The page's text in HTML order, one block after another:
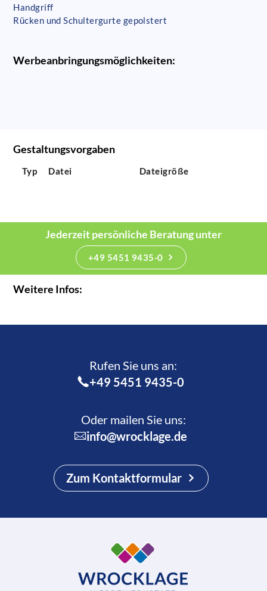
Handgriff
Rücken und Schultergurte gepolstert
Werbeanbringungsmöglichkeiten:
Gestaltungsvorgaben
Typ Datei Dateigröße
Jederzeit persönliche Beratung unter
+49 5451 9435-0
Weitere Infos:
Rufen Sie uns an:­
+49 5451 9435-0
Oder mailen Sie uns:
info@wrocklage.de
Zum Kontaktformular